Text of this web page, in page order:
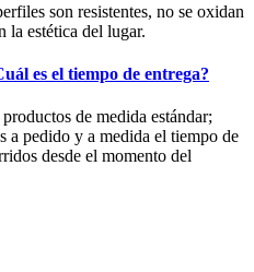
son resistentes, no se oxidan
la estética del lugar.
es el tiempo de entrega?
de medida estándar;
a pedido y a medida el tiempo de
desde el momento del